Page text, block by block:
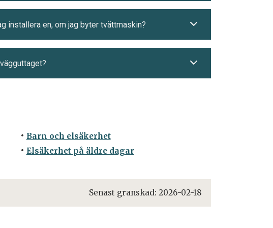
installera en, om jag byter tvättmaskin?
Barn och elsäkerhet
Elsäkerhet på äldre dagar
Senast granskad: 2026-02-18